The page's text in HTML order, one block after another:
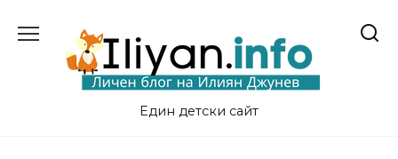
Един детски сайт